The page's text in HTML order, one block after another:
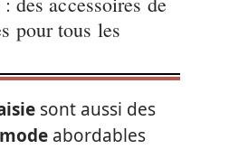
pour tous les
sont aussi des
abordables